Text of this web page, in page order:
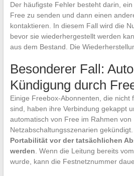
Der häufigste Fehler besteht darin,
Free zu senden und dann einen
kontaktieren. In diesem Fall wird die
bevor sie wiederhergestellt werden
aus dem Bestand. Die
Besonderer Fall:
Kündigung durch
Einige Freebox-Abonnenten, die nicht
sind, haben ihre Verbindung gekappt
automatisch von Free im Rahmen von
Netzabschaltungsszenarien
Portabilität vor der tatsächlichen
werden . Wenn die Leitung bereits
wurde, kann die Festnetznummer